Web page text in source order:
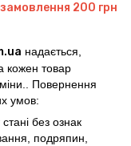
замовлення 200 грн
надається,
кожен товар
Повернення
умов:
без ознак
подряпин,